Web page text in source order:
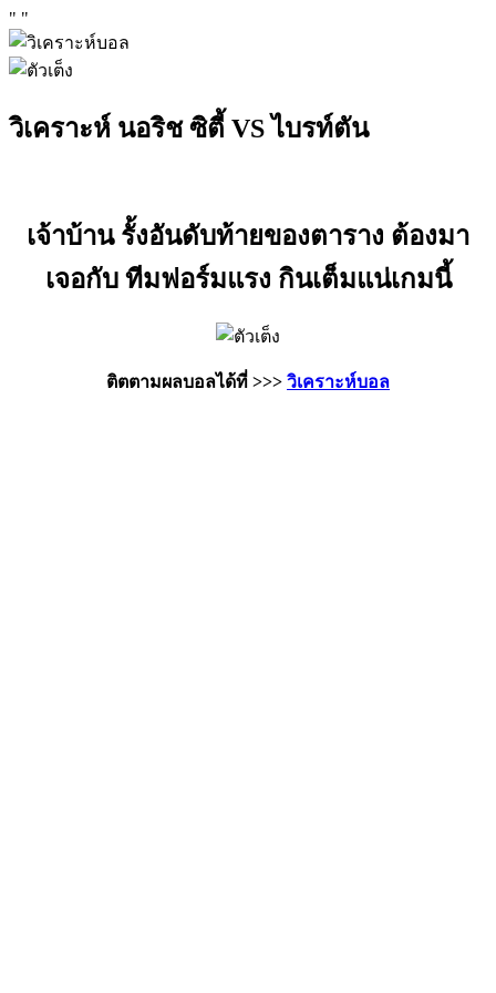
" "
วิเคราะห์ นอริช ซิตี้ VS ไบรท์ตัน
เจ้าบ้าน รั้งอันดับท้ายของตาราง ต้องมา
เจอกับ ทีมฟอร์มแรง กินเต็มแน่เกมนี้
ติตตามผลบอลได้ที่ >>> วิเคราะห์บอล